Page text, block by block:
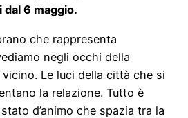
6 maggio.
che rappresenta
negli occhi della
Le luci della città che si
la relazione. Tutto è
d’animo che spazia tra la